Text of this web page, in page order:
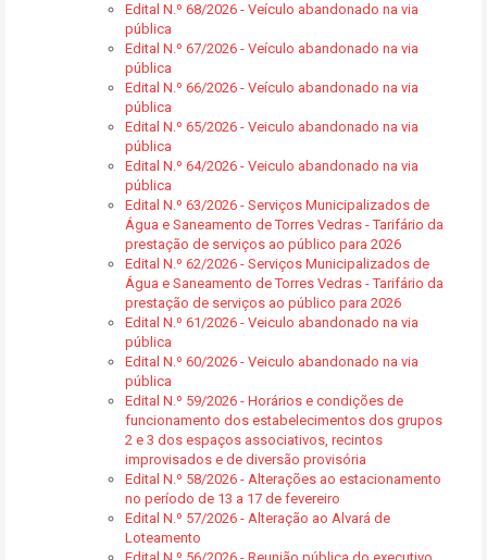
Edital N.º 68/2026 - Veículo abandonado na via
pública
Edital N.º 67/2026 - Veículo abandonado na via
pública
Edital N.º 66/2026 - Veículo abandonado na via
pública
Edital N.º 65/2026 - Veiculo abandonado na via
pública
Edital N.º 64/2026 - Veiculo abandonado na via
pública
Edital N.º 63/2026 - Serviços Municipalizados de
Água e Saneamento de Torres Vedras - Tarifário da
prestação de serviços ao público para 2026
Edital N.º 62/2026 - Serviços Municipalizados de
Água e Saneamento de Torres Vedras - Tarifário da
prestação de serviços ao público para 2026
Edital N.º 61/2026 - Veiculo abandonado na via
pública
Edital N.º 60/2026 - Veiculo abandonado na via
pública
Edital N.º 59/2026 - Horários e condições de
funcionamento dos estabelecimentos dos grupos
2 e 3 dos espaços associativos, recintos
improvisados e de diversão provisória
Edital N.º 58/2026 - Alterações ao estacionamento
no período de 13 a 17 de fevereiro
Edital N.º 57/2026 - Alteração ao Alvará de
Loteamento